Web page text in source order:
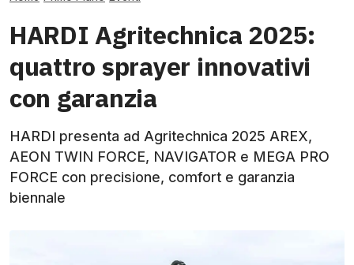
HARDI Agritechnica 2025:
quattro sprayer innovativi
con garanzia
HARDI presenta ad Agritechnica 2025 AREX,
AEON TWIN FORCE, NAVIGATOR e MEGA PRO
FORCE con precisione, comfort e garanzia
biennale